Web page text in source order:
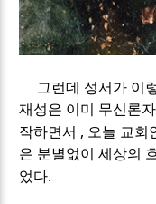
그런데 성서가 이
재성은 이미 무신론
작하면서 , 오늘 교회
은 분별없이 세상의
었다.